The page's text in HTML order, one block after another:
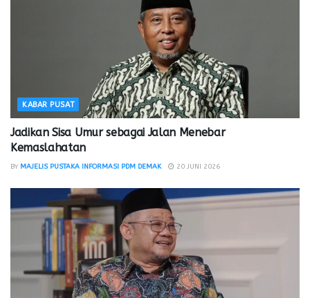
KABAR PUSAT
Jadikan Sisa Umur sebagai Jalan Menebar
Kemaslahatan
BY MAJELIS PUSTAKA INFORMASI PDM DEMAK 20 JUNI 2026